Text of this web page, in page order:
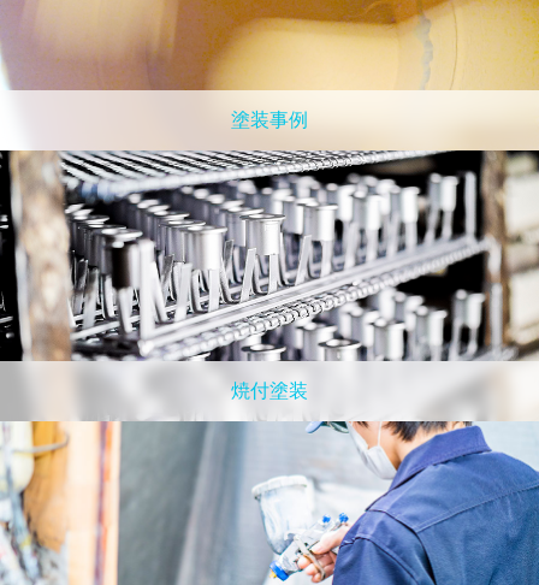
塗装事例
焼付塗装